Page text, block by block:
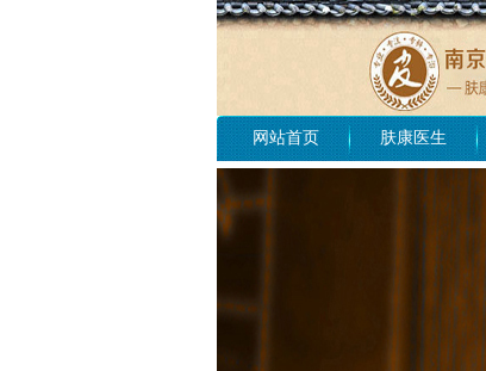
网站首页 肤康医生